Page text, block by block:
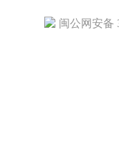
闽公网安备